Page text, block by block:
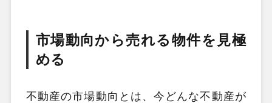
市場動向から売れる物件を見極
める
不動産の市場動向とは、今どんな不動産が